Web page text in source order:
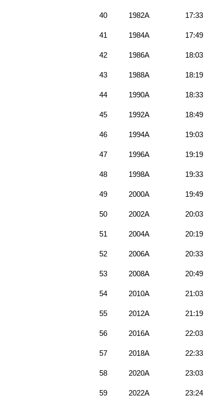
40 1982A 17:33
41 1984A 17:49
42 1986A 18:03
43 1988A 18:19
44 1990A 18:33
45 1992A 18:49
46 1994A 19:03
47 1996A 19:19
48 1998A 19:33
49 2000A 19:49
50 2002A 20:03
51 2004A 20:19
52 2006A 20:33
53 2008A 20:49
54 2010A 21:03
55 2012A 21:19
56 2016A 22:03
57 2018A 22:33
58 2020A 23:03
59 2022A 23:24